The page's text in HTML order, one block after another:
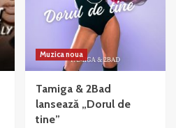
Muzica noua
Tamiga & 2Bad
lansează „Dorul de
tine”